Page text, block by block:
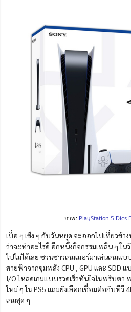
ภาพ: PlayStation 5 Dics
เบื่อ ๆ เซ็ง ๆ กับวันหยุด จะออกไปเที่ยวข้
ว่าจะทำอะไรดี อีกหนึ่งกิจกรรมเพลิน ๆ ใน
ไปไม่ได้เลย ชวนชาวเกมเมอร์มาเล่นเกมแ
สายฟ้าจากขุมพลัง CPU , GPU และ SDD
I/O โหลดเกมแบบรวดเร็วทันใจในพริบตา
ใหม่ ๆ ใน PS5 แถมยังเลือกเชื่อมต่อกับทีวี
เกมสุด ๆ